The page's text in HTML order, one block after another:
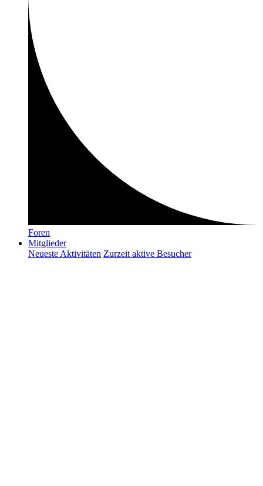
Foren
Mitglieder
Neueste Aktivitäten Zurzeit aktive Besucher